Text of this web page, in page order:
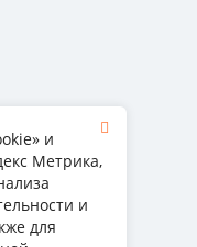
ответ
и возврат
и
Метрика,
и
для